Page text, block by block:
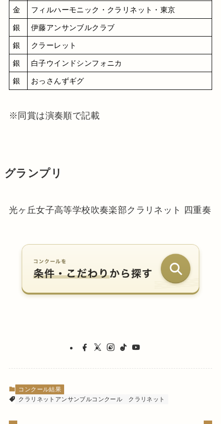
金 フィルハーモニック・クラリネット・東京
銀 伊藤アンサンブルクラブ
銀 クラーレット
銀 白子ウインドシンフォニカ
銀 おっさんずギグ
※同賞は演奏順で記載
グランプリ
光ヶ丘女子高等学校吹奏楽部クラリネット 四重奏
コンクール結果
クラリネットアンサンブルコンクール
クラリネット